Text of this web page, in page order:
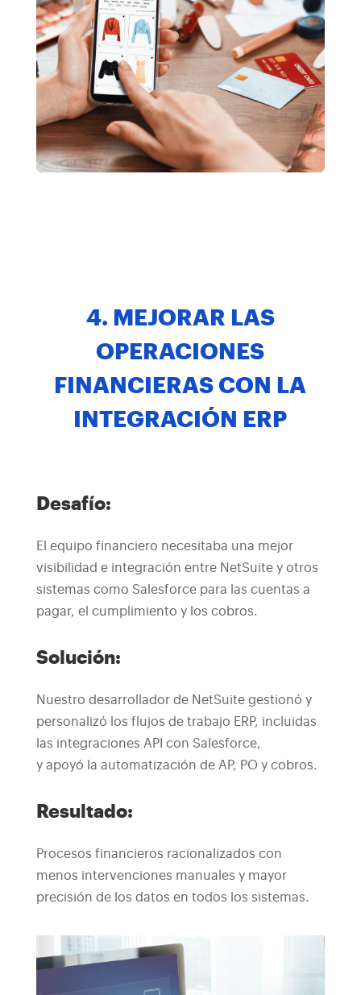
4. MEJORAR LAS
OPERACIONES
FINANCIERAS CON LA
INTEGRACIÓN ERP
Desafío:
El equipo financiero necesitaba una mejor
visibilidad e integración entre NetSuite y otros
sistemas como Salesforce para las cuentas a
pagar, el cumplimiento y los cobros.
Solución:
Nuestro desarrollador de NetSuite gestionó y
personalizó los flujos de trabajo ERP, incluidas
las integraciones API con Salesforce,
y apoyó la automatización de AP, PO y cobros.
Resultado:
Procesos financieros racionalizados con
menos intervenciones manuales y mayor
precisión de los datos en todos los sistemas.